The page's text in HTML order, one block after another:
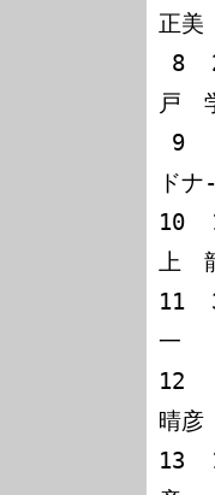
正
戸
ド
10
上
11
一
12
晴
13